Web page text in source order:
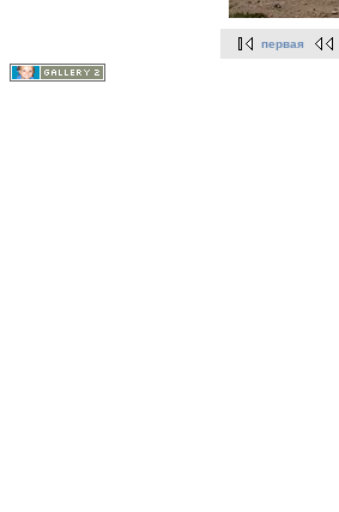
первая